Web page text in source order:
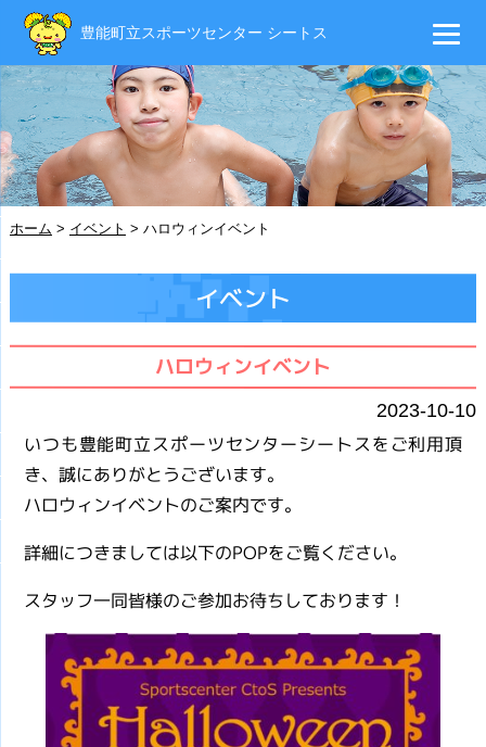
ホーム > イベント > ハロウィンイベント
イベント
ハロウィンイベント
2023-10-10
いつも豊能町立スポーツセンターシートスをご利用頂
き、誠にありがとうございます。
ハロウィンイベントのご案内です。
詳細につきましては以下のPOPをご覧ください。
スタッフ一同皆様のご参加お待ちしております！
豊能町立スポーツセンター シートス